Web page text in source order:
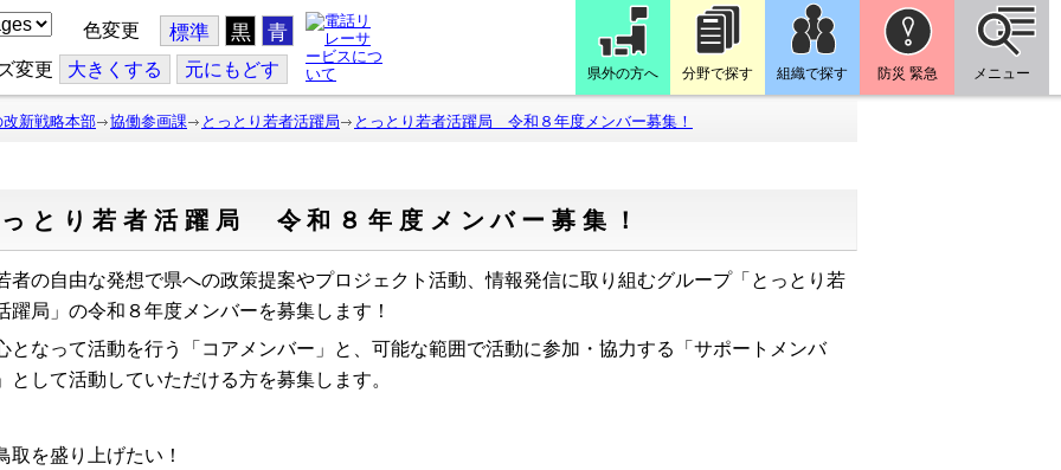
色変更 標準 黒 青
変更 大きくする 元にもどす 県外の方へ 分野で探す 組織で探す 防災 緊急 メニュー
改新戦略本部 協働参画課 とっとり若者活躍局 とっとり若者活躍局 令和８年度メンバー募集！
っとり若者活躍局 令和８年度メンバー募集！
の自由な発想で県への政策提案やプロジェクト活動、情報発信に取り組むグループ「とっとり若
躍局」の令和８年度メンバーを募集します！
となって活動を行う「コアメンバー」と、可能な範囲で活動に参加・協力する「サポートメンバ
として活動していただける方を募集します。
取を盛り上げたい！